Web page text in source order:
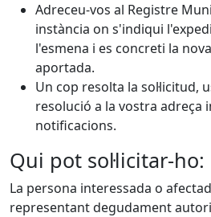
Adreceu-vos al Registre
instància on s'indiqui
l'esmena i es concreti la
aportada.
Un cop resolta la sol·licitud,
resolució a la vostra adreça
notificacions.
Qui pot sol·licitar-ho:
La persona interessada o
representant degudament